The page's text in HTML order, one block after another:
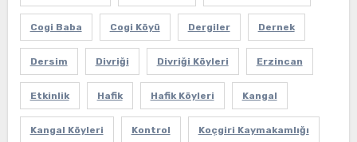
Cogi Baba Cogi Köyü Dergiler Dernek
Dersim Divriği Divriği Köyleri Erzincan
Etkinlik Hafik Hafik Köyleri Kangal
Kangal Köyleri Kontrol Koçgiri Kaymakamlığı